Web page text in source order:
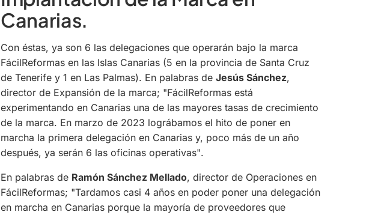
Canarias.
Con éstas, ya son 6 las delegaciones que operarán bajo la marca
FácilReformas en las Islas Canarias (5 en la provincia de Santa Cruz
de Tenerife y 1 en Las Palmas). En palabras de Jesús Sánchez,
director de Expansión de la marca; "FácilReformas está
experimentando en Canarias una de las mayores tasas de crecimiento
de la marca. En marzo de 2023 lográbamos el hito de poner en
marcha la primera delegación en Canarias y, poco más de un año
después, ya serán 6 las oficinas operativas".
En palabras de Ramón Sánchez Mellado, director de Operaciones en
FácilReformas; "Tardamos casi 4 años en poder poner una delegación
en marcha en Canarias porque la mayoría de proveedores que